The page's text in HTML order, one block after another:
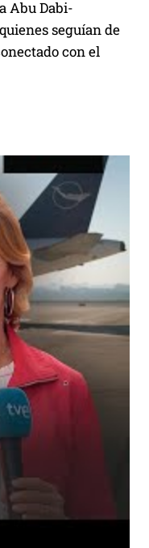
Abu Dabi-
seguían de
con el